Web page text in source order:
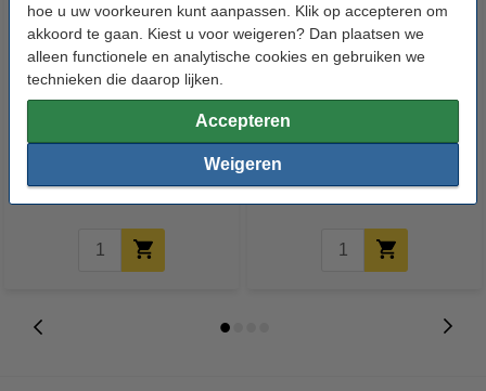
hoe u uw voorkeuren kunt aanpassen. Klik op accepteren om
akkoord te gaan. Kiest u voor weigeren? Dan plaatsen we
alleen functionele en analytische cookies en gebruiken we
technieken die daarop lijken.
Accepteren
Weigeren
€ 7,25 Incl. 21% btw € 33,50 Incl. 21% btw